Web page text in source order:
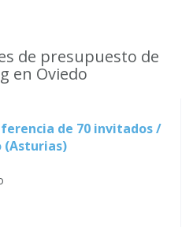
de presupuesto de
en Oviedo
de 70 invitados /
(Asturias)